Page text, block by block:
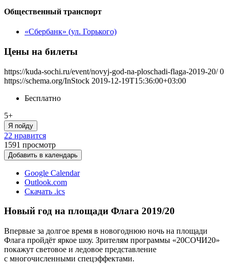
Общественный транспорт
«Сбербанк» (ул. Горького)
Цены на билеты
https://kuda-sochi.ru/event/novyj-god-na-ploschadi-flaga-2019-20/ 0
https://schema.org/InStock 2019-12-19T15:36:00+03:00
Бесплатно
5+
Я пойду
22 нравится
1591 просмотр
Добавить в календарь
Google Calendar
Outlook.com
Скачать .ics
Новый год на площади Флага 2019/20
Впервые за долгое время в новогоднюю ночь на площади
Флага пройдёт яркое шоу. Зрителям программы «20СОЧИ20»
покажут световое и ледовое представление
с многочисленными спецэффектами.